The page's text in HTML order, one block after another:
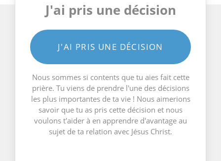
J'ai pris une décision
J'AI PRIS UNE DÉCISION
Nous sommes si contents que tu aies fait cette
prière. Tu viens de prendre l'une des décisions
les plus importantes de ta vie ! Nous aimerions
savoir que tu as pris cette décision et nous
voulons t'aider à en apprendre d'avantage au
sujet de ta relation avec Jésus Christ.